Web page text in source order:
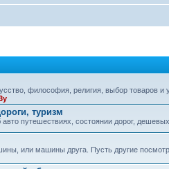
философия, религия, выбор товаров и
туризм
путешествиях, состоянии дорог, дешевых
или машины друга. Пусть другие